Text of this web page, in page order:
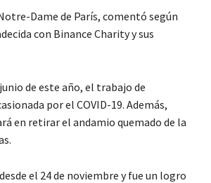
Dame de París, comentó según
con Binance Charity y sus
de este año, el trabajo de
por el COVID-19. Además,
en retirar el andamio quemado de la
el 24 de noviembre y fue un logro